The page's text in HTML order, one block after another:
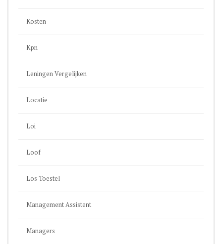
Kosten
Kpn
Leningen Vergelijken
Locatie
Loi
Loof
Los Toestel
Management Assistent
Managers